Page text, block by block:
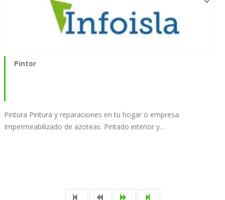
Pintor
Pintura Pintura y reparaciones en tu hogar o empresa.
Impermeabilizado de azoteas. Pintado interior y…